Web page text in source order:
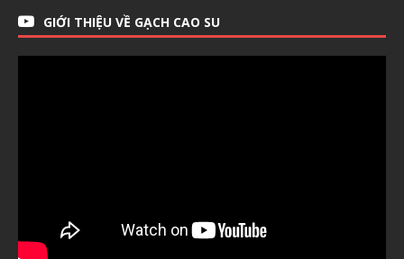
GIỚI THIỆU VỀ GẠCH CAO SU